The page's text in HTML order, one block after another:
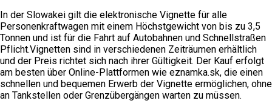
In der Slowakei gilt die elektronische Vignette für alle
Personenkraftwagen mit einem Höchstgewicht von bis zu 3,5
Tonnen und ist für die Fahrt auf Autobahnen und Schnellstraßen
Pflicht.Vignetten sind in verschiedenen Zeiträumen erhältlich
und der Preis richtet sich nach ihrer Gültigkeit. Der Kauf erfolgt
am besten über Online-Plattformen wie eznamka.sk, die einen
schnellen und bequemen Erwerb der Vignette ermöglichen, ohne
an Tankstellen oder Grenzübergängen warten zu müssen.